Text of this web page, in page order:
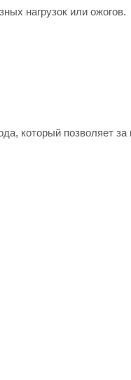
нагрузок или ожогов.
который позволяет за